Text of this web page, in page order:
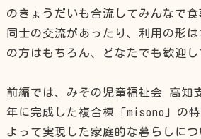
のきょうだいも合流してみんなで
同士の交流があったり、利用の形
の方はもちろん、どなたでも歓迎し
前編では、みその児童福祉会 高知
年に完成した複合棟「misono」の
よって実現した家庭的な暮らしに